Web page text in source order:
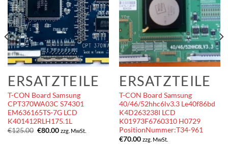
ERSATZTEILE
T-CON Board Samsung
CPT370WA03C S74301
EM636165TS-7G LCD
K401412RLH175.1L
€125.00 Ursprünglicher
€80.00Aktueller
Preis
zzg. MwSt.
ERSATZTEILE
T-CON Board Samsung
40/46/52hhc6lv3.3 Le40f86bd
K4D263238I LCD
K01973F6760310 H0729
PositionNummer:T34-961
€70.00 zzg. MwSt.